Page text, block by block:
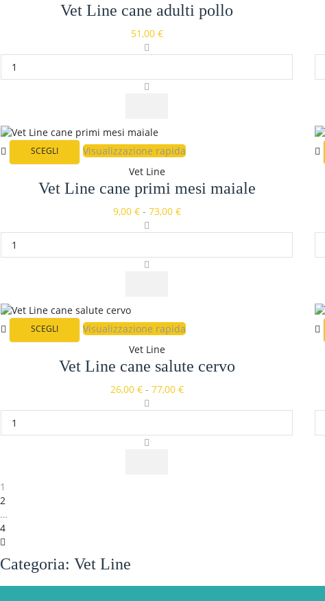
Vet Line cane adulti pollo
51,00 €
SCEGLI
Visualizzazione rapida
Vet Line
Vet Line cane primi mesi maiale
9,00 € - 73,00 €
SCEGLI
Visualizzazione rapida
Vet Line
Vet Line cane salute cervo
26,00 € - 77,00 €
1
2
…
4
Categoria: Vet Line